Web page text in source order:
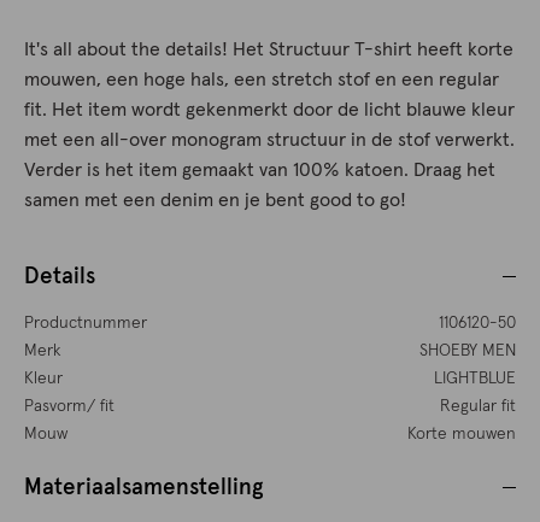
It's all about the details! Het Structuur T-shirt heeft korte
mouwen, een hoge hals, een stretch stof en een regular
fit. Het item wordt gekenmerkt door de licht blauwe kleur
met een all-over monogram structuur in de stof verwerkt.
Verder is het item gemaakt van 100% katoen. Draag het
samen met een denim en je bent good to go!
Details
Productnummer
1106120-50
Merk
SHOEBY MEN
Kleur
LIGHTBLUE
Pasvorm/ fit
Regular fit
Mouw
Korte mouwen
Materiaalsamenstelling